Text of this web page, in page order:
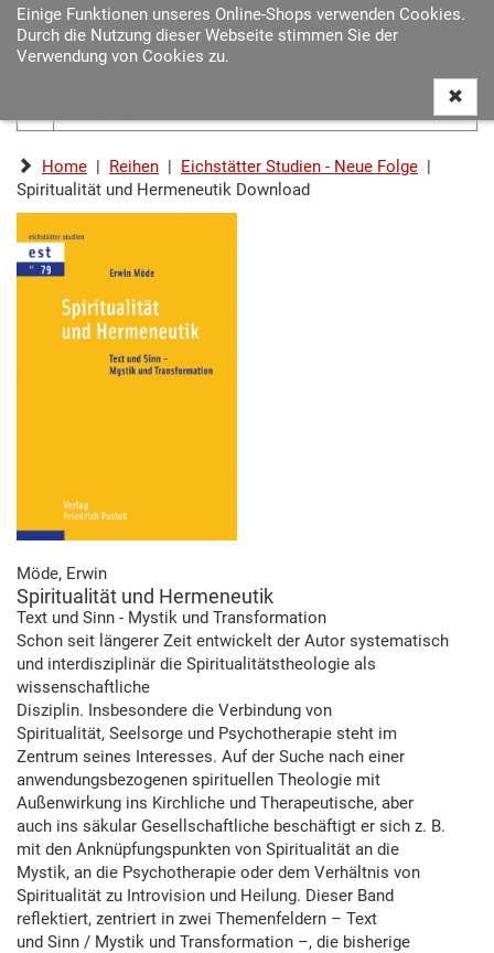
Einige Funktionen unseres Online-Shops verwenden Cookies.
Durch die Nutzung dieser Webseite stimmen Sie der
Verwendung von Cookies zu.
Home | Reihen | Eichstätter Studien - Neue Folge |
Spiritualität und Hermeneutik Download
Möde, Erwin
Spiritualität und Hermeneutik
Text und Sinn - Mystik und Transformation
Schon seit längerer Zeit entwickelt der Autor systematisch
und interdisziplinär die Spiritualitätstheologie als
wissenschaftliche
Disziplin. Insbesondere die Verbindung von
Spiritualität, Seelsorge und Psychotherapie steht im
Zentrum seines Interesses. Auf der Suche nach einer
anwendungsbezogenen spirituellen Theologie mit
Außenwirkung ins Kirchliche und Therapeutische, aber
auch ins säkular Gesellschaftliche beschäftigt er sich z. B.
mit den Anknüpfungspunkten von Spiritualität an die
Mystik, an die Psychotherapie oder dem Verhältnis von
Spiritualität zu Introvision und Heilung. Dieser Band
reflektiert, zentriert in zwei Themenfeldern – Text
und Sinn / Mystik und Transformation –, die bisherige